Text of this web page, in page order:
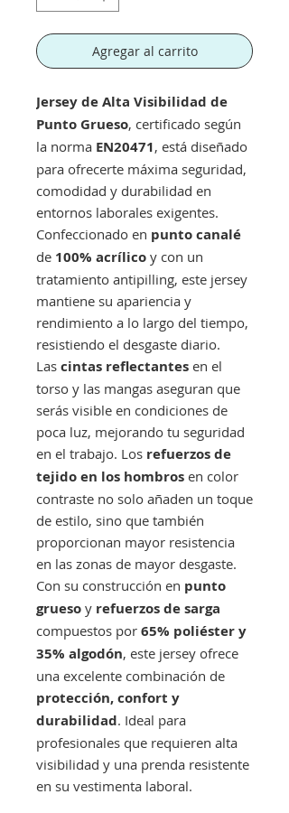
Agregar al carrito
Jersey de Alta Visibilidad de
Punto Grueso, certificado según
la norma EN20471, está diseñado
para ofrecerte máxima seguridad,
comodidad y durabilidad en
entornos laborales exigentes.
Confeccionado en punto canalé
de 100% acrílico y con un
tratamiento antipilling, este jersey
mantiene su apariencia y
rendimiento a lo largo del tiempo,
resistiendo el desgaste diario.
Las cintas reflectantes en el
torso y las mangas aseguran que
serás visible en condiciones de
poca luz, mejorando tu seguridad
en el trabajo. Los refuerzos de
tejido en los hombros en color
contraste no solo añaden un toque
de estilo, sino que también
proporcionan mayor resistencia
en las zonas de mayor desgaste.
Con su construcción en punto
grueso y refuerzos de sarga
compuestos por 65% poliéster y
35% algodón, este jersey ofrece
una excelente combinación de
protección, confort y
durabilidad. Ideal para
profesionales que requieren alta
visibilidad y una prenda resistente
en su vestimenta laboral.